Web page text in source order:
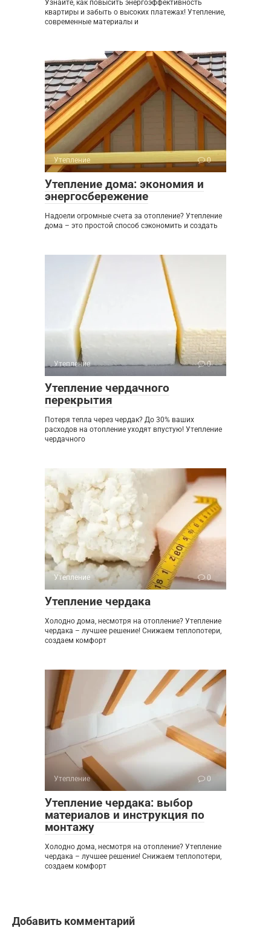
Узнайте, как повысить энергоэффективность
квартиры и забыть о высоких платежах! Утепление,
современные материалы и
Утепление 0
Утепление дома: экономия и
энергосбережение
Надоели огромные счета за отопление? Утепление
дома – это простой способ сэкономить и создать
Утепление 0
Утепление чердачного
перекрытия
Потеря тепла через чердак? До 30% ваших
расходов на отопление уходят впустую! Утепление
чердачного
Утепление 0
Утепление чердака
Холодно дома, несмотря на отопление? Утепление
чердака – лучшее решение! Снижаем теплопотери,
создаем комфорт
Утепление 0
Утепление чердака: выбор
материалов и инструкция по
монтажу
Холодно дома, несмотря на отопление? Утепление
чердака – лучшее решение! Снижаем теплопотери,
создаем комфорт
Добавить комментарий